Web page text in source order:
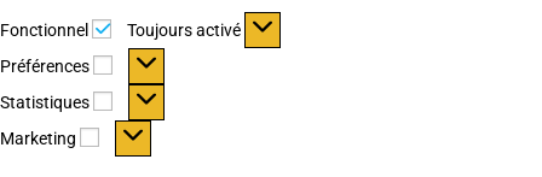
Fonctionnel Fonctionnel
Toujours activé
Préférences
Préférences
Statistiques Statistiques
Marketing Marketing